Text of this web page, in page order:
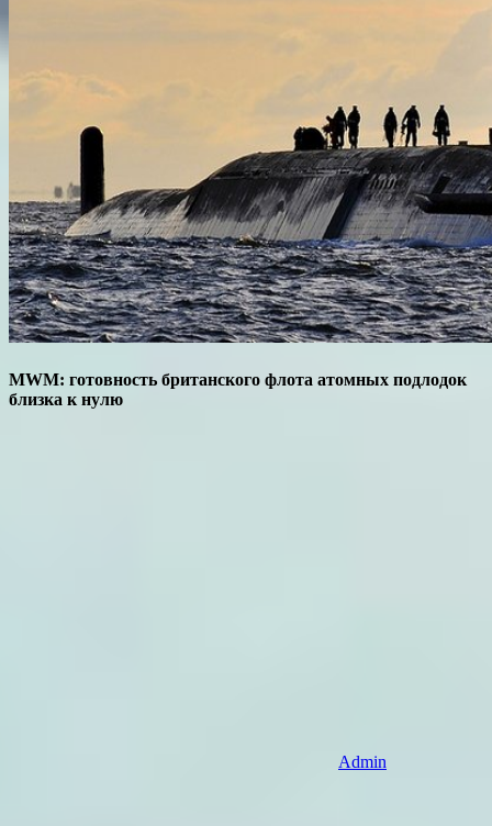
MWM: готовность британского флота атомных подлодок
близка к нулю
Admin